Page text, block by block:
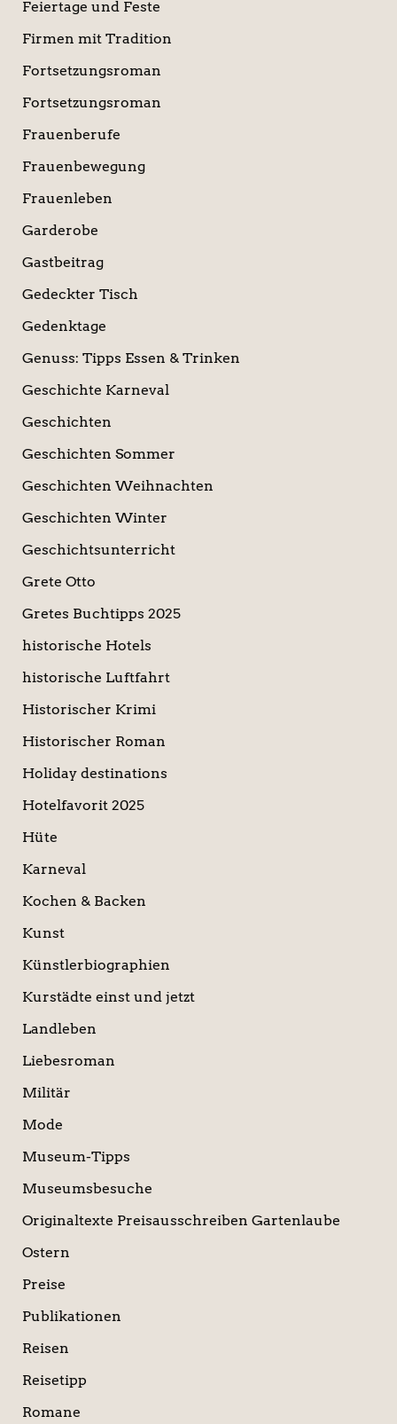
Feiertage und Feste
Firmen mit Tradition
Fortsetzungsroman
Fortsetzungsroman
Frauenberufe
Frauenbewegung
Frauenleben
Garderobe
Gastbeitrag
Gedeckter Tisch
Gedenktage
Genuss: Tipps Essen & Trinken
Geschichte Karneval
Geschichten
Geschichten Sommer
Geschichten Weihnachten
Geschichten Winter
Geschichtsunterricht
Grete Otto
Gretes Buchtipps 2025
historische Hotels
historische Luftfahrt
Historischer Krimi
Historischer Roman
Holiday destinations
Hotelfavorit 2025
Hüte
Karneval
Kochen & Backen
Kunst
Künstlerbiographien
Kurstädte einst und jetzt
Landleben
Liebesroman
Militär
Mode
Museum-Tipps
Museumsbesuche
Originaltexte Preisausschreiben Gartenlaube
Ostern
Preise
Publikationen
Reisen
Reisetipp
Romane